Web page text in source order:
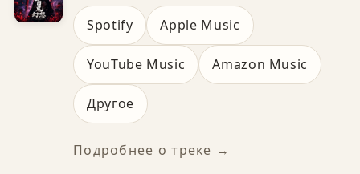
Spotify Apple Music
YouTube Music Amazon Music
Другое
Подробнее о треке →